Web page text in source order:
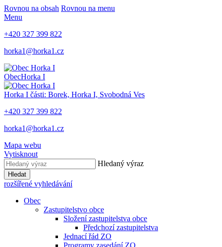
Rovnou na obsah Rovnou na menu
Menu
+420 327 399 822
horka1@horka1.cz
ObecHorka I
Horka I části: Borek, Horka I, Svobodná Ves
+420 327 399 822
horka1@horka1.cz
Mapa webu
Vytisknout
Hledaný výraz
Hledat
rozšířené vyhledávání
Obec
Zastupitelstvo obce
Složení zastupitelstva obce
Předchozí zastupitelstva
Jednací řád ZO
Programy zasedání ZO